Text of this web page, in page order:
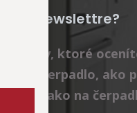
newslettre?
a tipy, ktoré
čerpadlo, ako
alebo ako na